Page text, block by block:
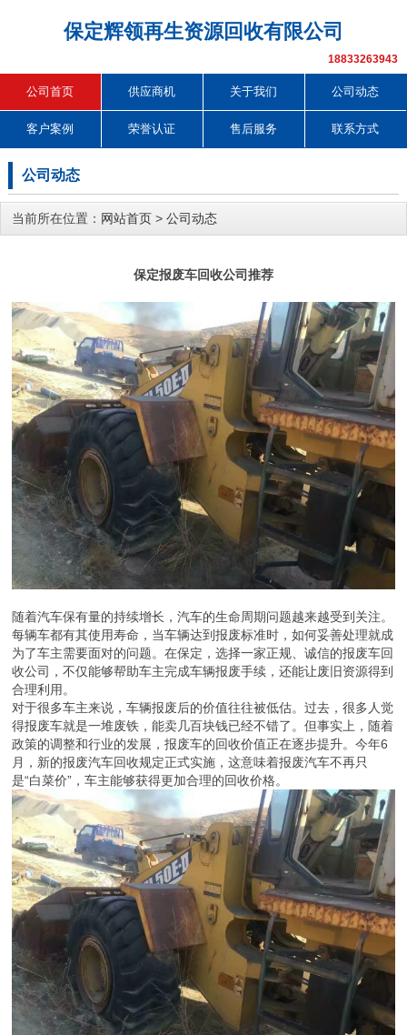
保定辉领再生资源回收有限公司
18833263943
公司首页 供应商机 关于我们 公司动态
客户案例 荣誉认证 售后服务 联系方式
公司动态
当前所在位置： 网站首页 > 公司动态
保定报废车回收公司推荐
随着汽车保有量的持续增长，汽车的生命周期问题越来越受到关注。
每辆车都有其使用寿命，当车辆达到报废标准时，如何妥善处理就成
为了车主需要面对的问题。在保定，选择一家正规、诚信的报废车回
收公司，不仅能够帮助车主完成车辆报废手续，还能让废旧资源得到
合理利用。
对于很多车主来说，车辆报废后的价值往往被低估。过去，很多人觉
得报废车就是一堆废铁，能卖几百块钱已经不错了。但事实上，随着
政策的调整和行业的发展，报废车的回收价值正在逐步提升。今年6
月，新的报废汽车回收规定正式实施，这意味着报废汽车不再只
是“白菜价”，车主能够获得更加合理的回收价格。